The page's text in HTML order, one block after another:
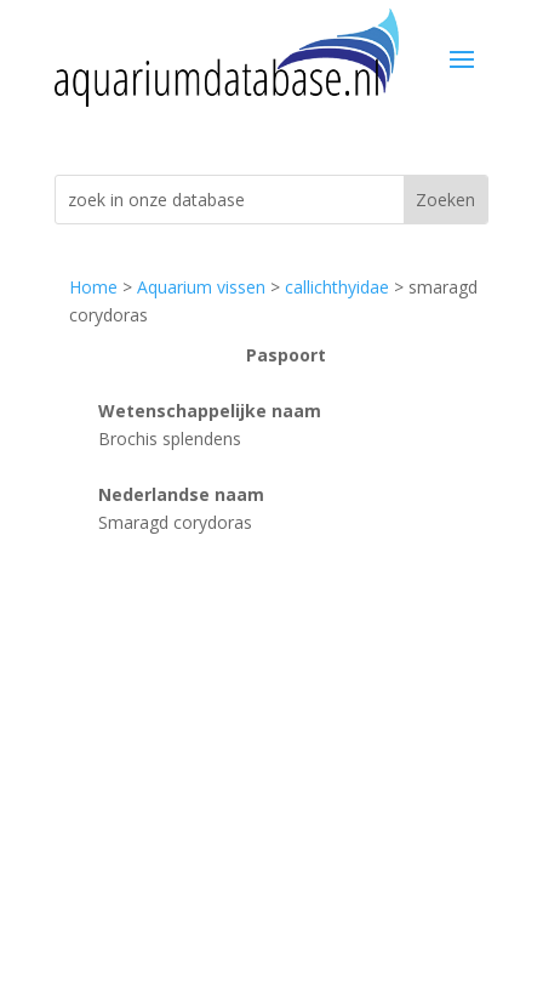
Home > Aquarium vissen > callichthyidae > smaragd
corydoras
Paspoort
Wetenschappelijke naam
Brochis splendens
Nederlandse naam
Smaragd corydoras